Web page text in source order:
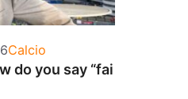
Categorie
Calcio
do you say “fai